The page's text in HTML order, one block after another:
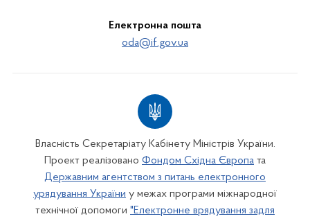
Електронна пошта
oda@if.gov.ua
Власність Секретаріату Кабінету Міністрів України.
Проект реалізовано Фондом Східна Європа та
Державним агентством з питань електронного
урядування України у межах програми міжнародної
технічної допомоги "Електронне врядування задля